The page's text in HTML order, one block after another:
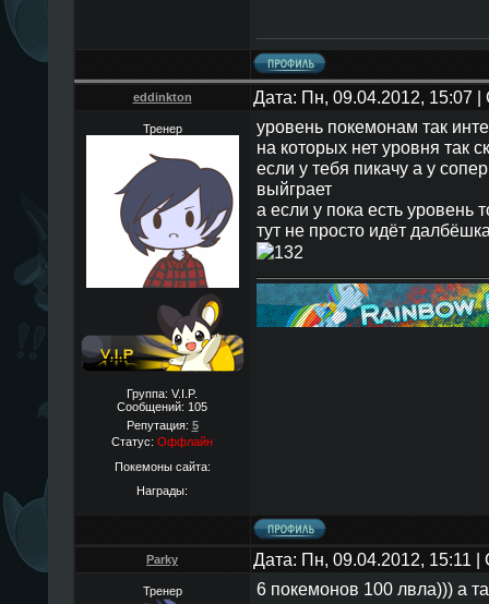
eddinkton Дата: Пн, 09.04.2012, 15:07
Тренер
Группа: V.I.P.
Сообщений: 105
Репутация: 5
Статус: Оффлайн
Покемоны сайта:
Награды:
уровень покемонам так
на которых нет уровня так
если у тебя пикачу а у
выйграет
а если у пока есть уровень
тут не просто идёт
Parky Дата: Пн, 09.04.2012, 15:11
Тренер 6 покемонов 100 лвла))) а